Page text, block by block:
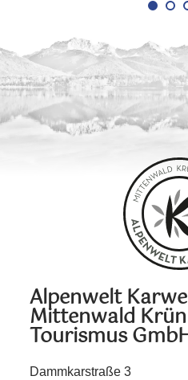
Alpenwelt
Mittenwald
Tourismus
Dammkarstraße 3